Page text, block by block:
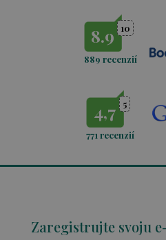
8.9 10
889 recenzií
4,7 5
771 recenzií
Zaregistrujte svoju